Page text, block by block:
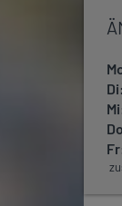
Di: